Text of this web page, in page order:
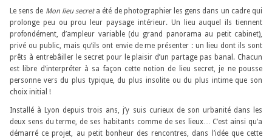
Le sens de Mon lieu secreta été de photographier les gens dans un cadre qui
prolonge peu ou prou leur paysage intérieur. Un lieu auquel ils tiennent
profondément, d’ampleur variable (du grand panorama au petit cabinet),
privé ou public, mais qu’ils ont envie de me présenter : un lieu dont ils sont
prêts à entrebâiller le secret pour le plaisir d’un partage pas banal. Chacun
est libre d’interpréter à sa façon cette notion de lieu secret, je ne pousse
personne vers du plus typique, du plus insolite ou du plus intime que son
choix initial !
Installé à Lyon depuis trois ans, j’y suis curieux de son urbanité dans les
deux sens du terme, de ses habitants comme de ses lieux… C’est ainsi qu’a
démarré ce projet, au petit bonheur des rencontres, dans l’idée que cette